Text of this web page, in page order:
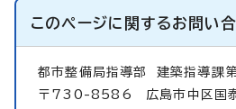
このページに関するお問い
都市整備局指導部 建築指導課
〒730-8586 広島市中区国